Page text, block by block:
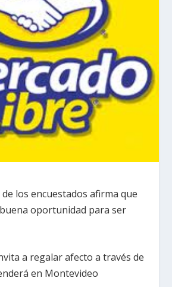
los encuestados afirma que
oportunidad para ser
a regalar afecto a través de
en Montevideo